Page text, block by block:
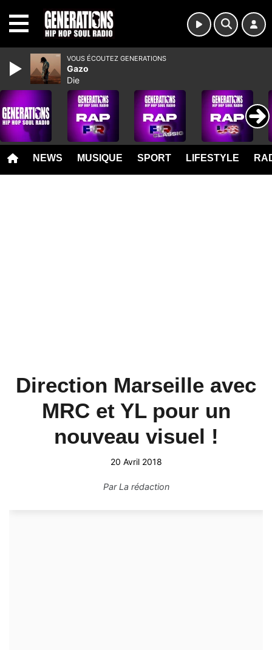
NEWS MUSIQUE SPORT LIFESTYLE
Direction Marseille avec
MRC et YL pour un
nouveau visuel !
20 Avril 2018
ParLa rédaction
VOUS ÉCOUTEZ GENERATIONS
Gazo
Die